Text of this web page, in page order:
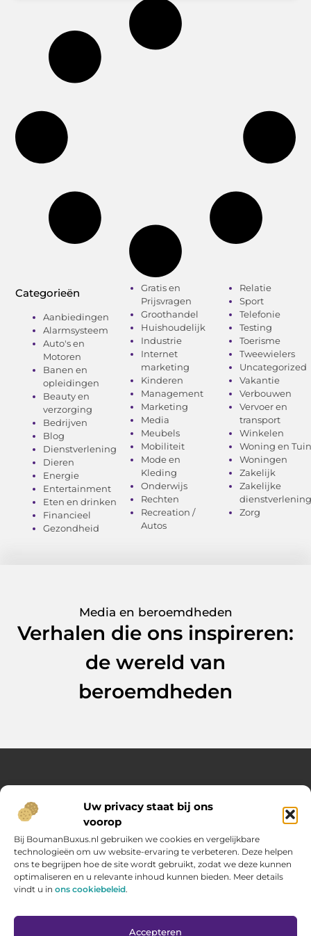
Uw privacy staat bij ons
voorop
Bij BoumanBuxus.nl gebruiken we cookies en vergelijkbare
technologieën om uw website-ervaring te verbeteren. Deze helpen
ons te begrijpen hoe de site wordt gebruikt, zodat we deze kunnen
optimaliseren en u relevante inhoud kunnen bieden. Meer details
vindt u in ons cookiebeleid.
Accepteren
Categorieën
Aanbiedingen
Alarmsysteem
Auto's en
Motoren
Banen en
opleidingen
Beauty en
verzorging
Bedrijven
Blog
Dienstverlening
Dieren
Energie
Entertainment
Eten en drinken
Financieel
Gezondheid
Gratis en
Prijsvragen
Groothandel
Huishoudelijk
Industrie
Internet
marketing
Kinderen
Management
Marketing
Media
Meubels
Mobiliteit
Mode en
Kleding
Onderwijs
Rechten
Recreation /
Autos
Relatie
Sport
Telefonie
Testing
Toerisme
Tweewielers
Uncategorized
Vakantie
Verbouwen
Vervoer en
transport
Winkelen
Woning en Tuin
Woningen
Zakelijk
Zakelijke
dienstverlening
Zorg
Media en beroemdheden
Verhalen die ons inspireren:
de wereld van
beroemdheden
Over Opelweb
Jouw startpunt voor handige tips en inspirerende artikelen
Op Opelweb.nl vind je een gevarieerd aanbod aan blogs en
content die je helpen meer uit je dag te halen – van nuttige
adviezen tot verrassende inzichten voor in het dagelijks leven.
Main Links
Bericht categorie